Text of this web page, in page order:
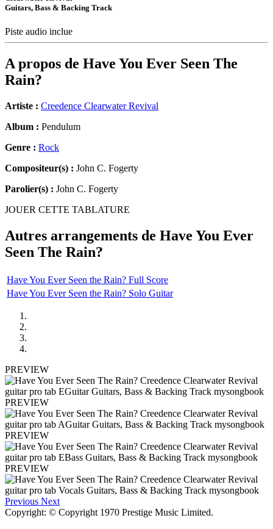
Guitars, Bass & Backing Track
Piste audio inclue
A propos de Have You Ever Seen The
Rain?
Artiste : Creedence Clearwater Revival
Album : Pendulum
Genre : Rock
Compositeur(s) : John C. Fogerty
Parolier(s) : John C. Fogerty
JOUER CETTE TABLATURE
Autres arrangements de Have You Ever
Seen The Rain?
Have You Ever Seen the Rain? Full Score
Have You Ever Seen the Rain? Solo Guitar
PREVIEW
PREVIEW
PREVIEW
PREVIEW
Previous Next
Copyright: © Copyright 1970 Prestige Music Limited.